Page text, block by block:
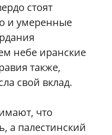
стоят
и умеренные
небе иранские
также,
свой вклад.
что
а палестинский